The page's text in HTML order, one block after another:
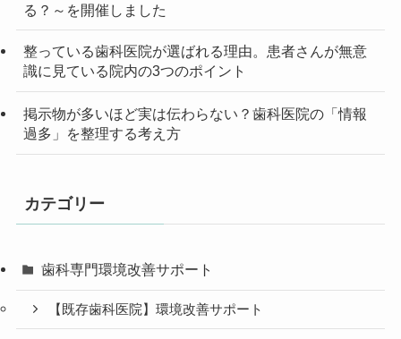
る？～を開催しました
整っている歯科医院が選ばれる理由。患者さんが無意
識に見ている院内の3つのポイント
掲示物が多いほど実は伝わらない？歯科医院の「情報
過多」を整理する考え方
カテゴリー
歯科専門環境改善サポート
【既存歯科医院】環境改善サポート